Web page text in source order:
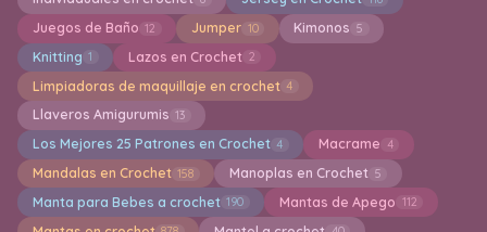
Juegos de Baño 12 Jumper 10 Kimonos 5
Knitting 1 Lazos en Crochet 2
Limpiadoras de maquillaje en crochet 4
Llaveros Amigurumis 13
Los Mejores 25 Patrones en Crochet 4 Macrame 4
Mandalas en Crochet 158 Manoplas en Crochet 5
Manta para Bebes a crochet 190 Mantas de Apego 112